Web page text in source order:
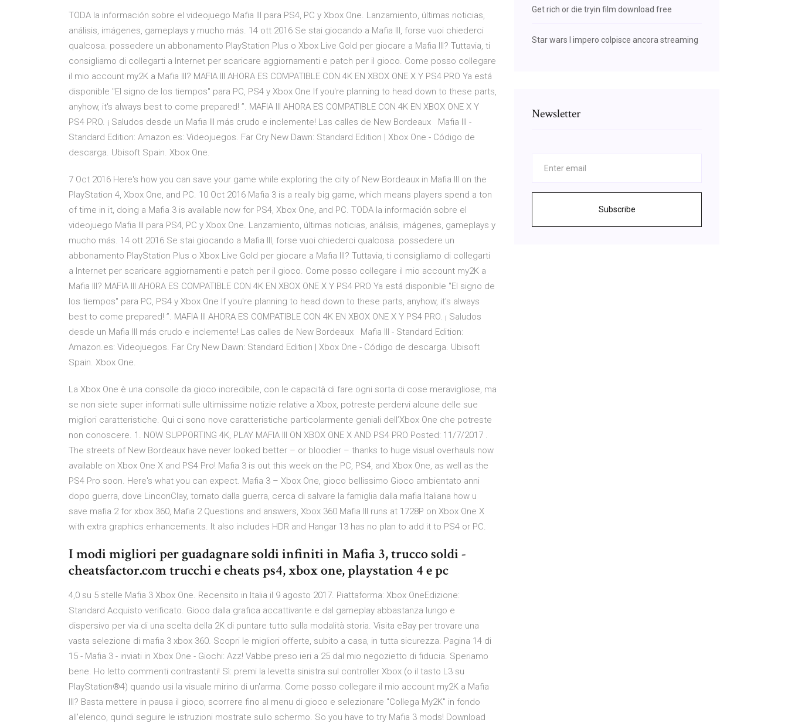
TODA la información sobre el videojuego Mafia III para PS4, PC y Xbox One. Lanzamiento, últimas noticias,
análisis, imágenes, gameplays y mucho más. 14 ott 2016 Se stai giocando a Mafia III, forse vuoi chiederci
qualcosa. possedere un abbonamento PlayStation Plus o Xbox Live Gold per giocare a Mafia III? Tuttavia, ti
consigliamo di collegarti a Internet per scaricare aggiornamenti e patch per il gioco. Come posso collegare
il mio account my2K a Mafia III? MAFIA III AHORA ES COMPATIBLE CON 4K EN XBOX ONE X Y PS4 PRO Ya está
disponible "El signo de los tiempos" para PC, PS4 y Xbox One If you're planning to head down to these parts,
anyhow, it's always best to come prepared! ”. MAFIA III AHORA ES COMPATIBLE CON 4K EN XBOX ONE X Y
PS4 PRO. ¡ Saludos desde un Mafia III más crudo e inclemente! Las calles de New Bordeaux Mafia III -
Standard Edition: Amazon.es: Videojuegos. Far Cry New Dawn: Standard Edition | Xbox One - Código de
descarga. Ubisoft Spain. Xbox One.
7 Oct 2016 Here's how you can save your game while exploring the city of New Bordeaux in Mafia III on the
PlayStation 4, Xbox One, and PC. 10 Oct 2016 Mafia 3 is a really big game, which means players spend a ton
of time in it, doing a Mafia 3 is available now for PS4, Xbox One, and PC. TODA la información sobre el
videojuego Mafia III para PS4, PC y Xbox One. Lanzamiento, últimas noticias, análisis, imágenes, gameplays y
mucho más. 14 ott 2016 Se stai giocando a Mafia III, forse vuoi chiederci qualcosa. possedere un
abbonamento PlayStation Plus o Xbox Live Gold per giocare a Mafia III? Tuttavia, ti consigliamo di collegarti
a Internet per scaricare aggiornamenti e patch per il gioco. Come posso collegare il mio account my2K a
Mafia III? MAFIA III AHORA ES COMPATIBLE CON 4K EN XBOX ONE X Y PS4 PRO Ya está disponible "El signo de
los tiempos" para PC, PS4 y Xbox One If you're planning to head down to these parts, anyhow, it's always
best to come prepared! ”. MAFIA III AHORA ES COMPATIBLE CON 4K EN XBOX ONE X Y PS4 PRO. ¡ Saludos
desde un Mafia III más crudo e inclemente! Las calles de New Bordeaux Mafia III - Standard Edition:
Amazon.es: Videojuegos. Far Cry New Dawn: Standard Edition | Xbox One - Código de descarga. Ubisoft
Spain. Xbox One.
La Xbox One è una consolle da gioco incredibile, con le capacità di fare ogni sorta di cose meravigliose, ma
se non siete super informati sulle ultimissime notizie relative a Xbox, potreste perdervi alcune delle sue
migliori caratteristiche. Qui ci sono nove caratteristiche particolarmente geniali dell’Xbox One che potreste
non conoscere. 1. NOW SUPPORTING 4K, PLAY MAFIA III ON XBOX ONE X AND PS4 PRO Posted: 11/7/2017 .
The streets of New Bordeaux have never looked better – or bloodier – thanks to huge visual overhauls now
available on Xbox One X and PS4 Pro! Mafia 3 is out this week on the PC, PS4, and Xbox One, as well as the
PS4 Pro soon. Here's what you can expect. Mafia 3 – Xbox One, gioco bellissimo Gioco ambientato anni
dopo guerra, dove LinconClay, tornato dalla guerra, cerca di salvare la famiglia dalla mafia Italiana how u
save mafia 2 for xbox 360, Mafia 2 Questions and answers, Xbox 360 Mafia III runs at 1728P on Xbox One X
with extra graphics enhancements. It also includes HDR and Hangar 13 has no plan to add it to PS4 or PC.
I modi migliori per guadagnare soldi infiniti in Mafia 3, trucco soldi -
cheatsfactor.com trucchi e cheats ps4, xbox one, playstation 4 e pc
4,0 su 5 stelle Mafia 3 Xbox One. Recensito in Italia il 9 agosto 2017. Piattaforma: Xbox OneEdizione:
Standard Acquisto verificato. Gioco dalla grafica accattivante e dal gameplay abbastanza lungo e
dispersivo per via di una scelta della 2K di puntare tutto sulla modalità storia. Visita eBay per trovare una
vasta selezione di mafia 3 xbox 360. Scopri le migliori offerte, subito a casa, in tutta sicurezza. Pagina 14 di
15 - Mafia 3 - inviati in Xbox One - Giochi: Azz! Vabbe preso ieri a 25 dal mio negozietto di fiducia. Speriamo
bene. Ho letto commenti contrastanti! Sì: premi la levetta sinistra sul controller Xbox (o il tasto L3 su
PlayStation®4) quando usi la visuale mirino di un'arma. Come posso collegare il mio account my2K a Mafia
III? Basta mettere in pausa il gioco, scorrere fino al menu di gioco e selezionare "Collega My2K" in fondo
all'elenco, quindi seguire le istruzioni mostrate sullo schermo. So you have to try Mafia 3 mods! Download
Get rich or die tryin film download free
Star wars l impero colpisce ancora streaming
Newsletter
Subscribe